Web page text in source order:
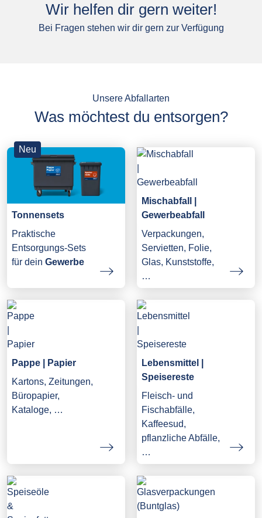
Wir helfen dir gern weiter!
Bei Fragen stehen wir dir gern zur Verfügung
Unsere Abfallarten
Was möchtest du entsorgen?
Neu
Tonnensets
Praktische
Entsorgungs-Sets
für dein Gewerbe
Mischabfall |
Gewerbeabfall
Verpackungen,
Servietten, Folie,
Glas, Kunststoffe,
…
Pappe | Papier
Kartons, Zeitungen,
Büropapier,
Kataloge, …
Lebensmittel |
Speisereste
Fleisch- und
Fischabfälle,
Kaffeesud,
pflanzliche Abfälle,
…